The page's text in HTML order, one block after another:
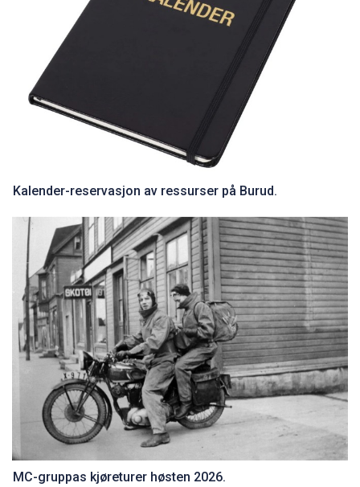
Kalender-reservasjon av ressurser på Burud.
MC-gruppas kjøreturer høsten 2026.